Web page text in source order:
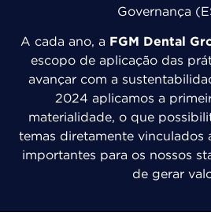
Governança
A cada ano, a FGM Dental
escopo de aplicação das
avançar com a
2024 aplicamos a
materialidade, o que
temas diretamente vinculados
importantes para os nossos
de gerar